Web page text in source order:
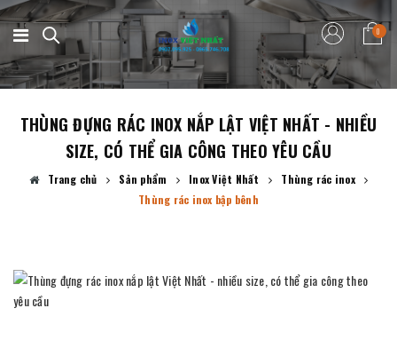
0
THÙNG ĐỰNG RÁC INOX NẮP LẬT VIỆT NHẤT - NHIỀU
SIZE, CÓ THỂ GIA CÔNG THEO YÊU CẦU
Trang chủ Sản phẩm Inox Việt Nhất
Thùng rác inox
Thùng rác inox bập bênh